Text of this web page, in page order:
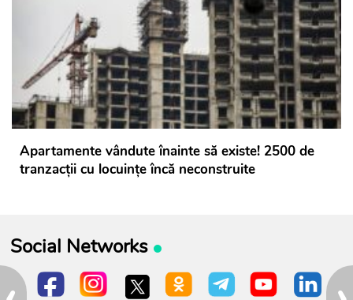
Apartamente vândute înainte să existe! 2500 de
tranzacții cu locuințe încă neconstruite
Social Networks